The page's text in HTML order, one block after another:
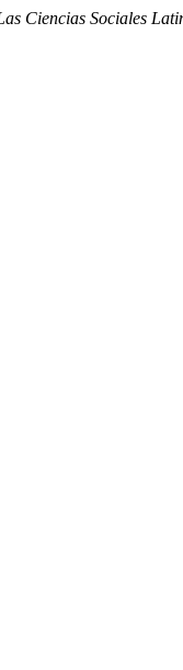
Ciencias Sociales